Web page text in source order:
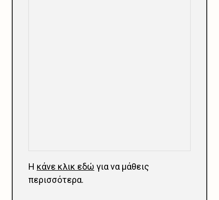
Η κάνε κλικ εδώ για να μάθεις
περισσότερα.